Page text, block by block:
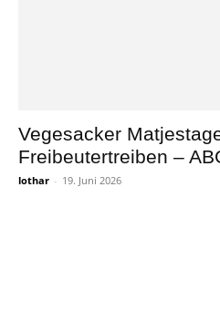
Vegesacker
Freibeutertreiben –
lothar - 19. Juni 2026